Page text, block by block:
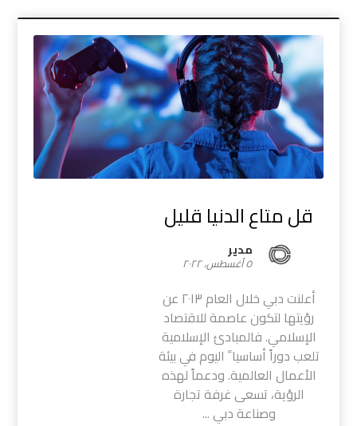
قل متاع الدنيا قليل
مدیر
٥ أغسطس، ٢٠٢٢
أعلنت دبي خلال العام ٢٠١٣ عن
رؤيتها لتكون عاصمة للاقتصاد
الإسلامي. فالمبادئ الإسلامية
تلعب دوراً أساسيا ً اليوم في بيئة
الأعمال العالمية. ودعماً لهذه
الرؤية، تسعى غرفة تجارة
وصناعة دبي ...